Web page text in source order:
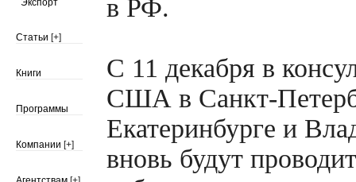
Экспорт
Статьи [+]
Книги
Программы
Компании [+]
в РФ.
С 11 декабря в
США в Санкт-
Екатеринбурге и
вновь будут